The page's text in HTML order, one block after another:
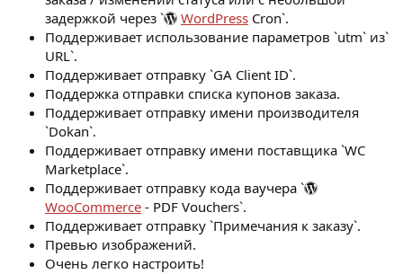
задержкой через `
WordPress Cron`.
Поддерживает использование параметров `utm` из`
URL`.
Поддерживает отправку `GA Client ID`.
Поддержка отправки списка купонов заказа.
Поддерживает отправку имени производителя
`Dokan`.
Поддерживает отправку имени поставщика `WC
Marketplace`.
Поддерживает отправку кода ваучера `
WooCommerce - PDF Vouchers`.
Поддерживает отправку `Примечания к заказу`.
Превью изображений.
Очень легко настроить!